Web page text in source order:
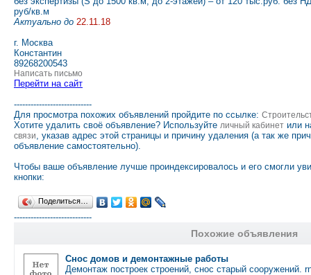
руб/кв.м
Актуально до 22.11.18
г. Москва
Константин
89268200543
Написать письмо
Перейти на сайт
----------------------------
Для просмотра похожих объявлений пройдите по ссылке:
Хотите удалить своё объявление? Используйте личный кабинет или
связи, указав адрес этой страницы и причину удаления (а так же
объявление самостоятельно).
Чтобы ваше объявление лучше проиндексировалось и его смогли
кнопки:
Поделиться…
----------------------------
Похожие объявления
Снос домов и демонтажные работы
Демонтаж построек строений, снос старый